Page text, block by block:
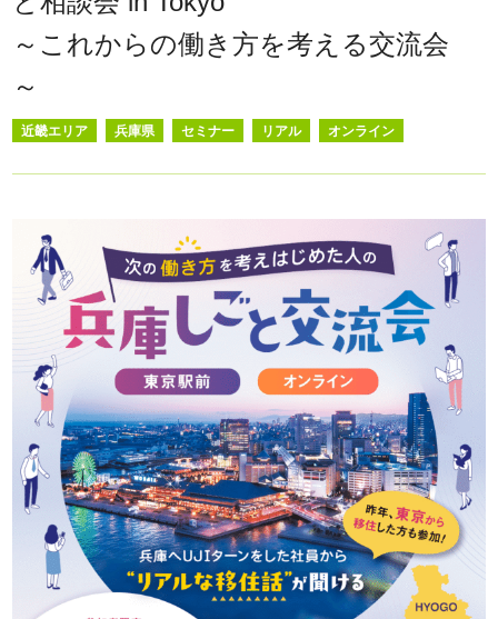
～これからの働き方を考える交流会
～
近畿エリア 兵庫県 セミナー リアル オンライン